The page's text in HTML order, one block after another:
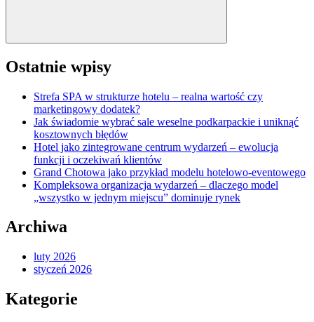
Ostatnie wpisy
Strefa SPA w strukturze hotelu – realna wartość czy
marketingowy dodatek?
Jak świadomie wybrać sale weselne podkarpackie i uniknąć
kosztownych błędów
Hotel jako zintegrowane centrum wydarzeń – ewolucja
funkcji i oczekiwań klientów
Grand Chotowa jako przykład modelu hotelowo-eventowego
Kompleksowa organizacja wydarzeń – dlaczego model
„wszystko w jednym miejscu” dominuje rynek
Archiwa
luty 2026
styczeń 2026
Kategorie